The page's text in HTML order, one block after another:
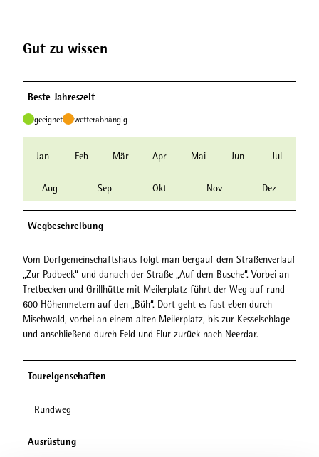
Gut zu wissen
Beste Jahreszeit
geeignet wetterabhängig
Jan Feb Mär Apr Mai Jun Jul
Aug Sep Okt Nov Dez
Wegbeschreibung
Vom Dorfgemeinschaftshaus folgt man bergauf dem Straßenverlauf
„Zur Padbeck“ und danach der Straße „Auf dem Busche“. Vorbei an
Tretbecken und Grillhütte mit Meilerplatz führt der Weg auf rund
600 Höhenmetern auf den „Büh“. Dort geht es fast eben durch
Mischwald, vorbei an einem alten Meilerplatz, bis zur Kesselschlage
und anschließend durch Feld und Flur zurück nach Neerdar.
Toureigenschaften
Rundweg
Ausrüstung